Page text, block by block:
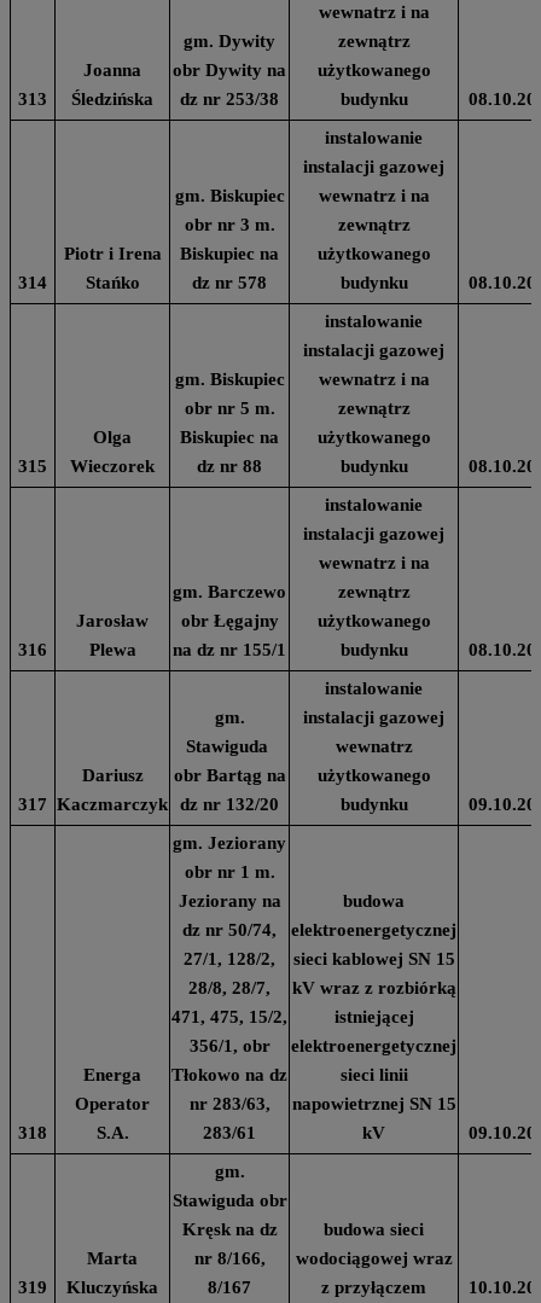
313
Joanna
Śledzińska
gm. Dywity
obr Dywity na
dz nr 253/38
wewnatrz i na
zewnątrz
użytkowanego
budynku
314
Piotr i Irena
Stańko
gm. Biskupiec
obr nr 3 m.
Biskupiec na
dz nr 578
instalowanie
instalacji gazowej
wewnatrz i na
zewnątrz
użytkowanego
budynku
315
Olga
Wieczorek
gm. Biskupiec
obr nr 5 m.
Biskupiec na
dz nr 88
instalowanie
instalacji gazowej
wewnatrz i na
zewnątrz
użytkowanego
budynku
316
Jarosław
Plewa
gm. Barczewo
obr Łęgajny
na dz nr 155/1
instalowanie
instalacji gazowej
wewnatrz i na
zewnątrz
użytkowanego
budynku
317
Dariusz
Kaczmarczyk
gm.
Stawiguda
obr Bartąg na
dz nr 132/20
instalowanie
instalacji gazowej
wewnatrz
użytkowanego
budynku
318
Energa
Operator
S.A.
gm. Jeziorany
obr nr 1 m.
Jeziorany na
dz nr 50/74,
27/1, 128/2,
28/8, 28/7,
471, 475, 15/2,
356/1, obr
Tłokowo na dz
nr 283/63,
283/61
budowa
elektroenergetycznej
sieci kablowej SN 15
kV wraz z rozbiórką
istniejącej
elektroenergetycznej
sieci linii
napowietrznej SN 15
kV
319
Marta
Kluczyńska
gm.
Stawiguda obr
Kręsk na dz
nr 8/166,
8/167
budowa sieci
wodociągowej wraz
z przyłączem